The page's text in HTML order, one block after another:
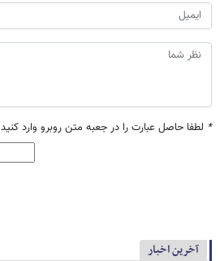
* لطفا حاصل عبارت را در جعبه متن روبرو وارد کنید
آخرین اخبار